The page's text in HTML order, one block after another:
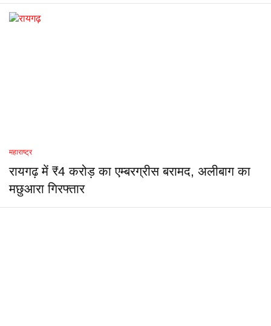
महाराष्ट्र
रायगढ़ में ₹4 करोड़ का एम्बरग्रीस बरामद, अलीबाग का
मछुआरा गिरफ्तार